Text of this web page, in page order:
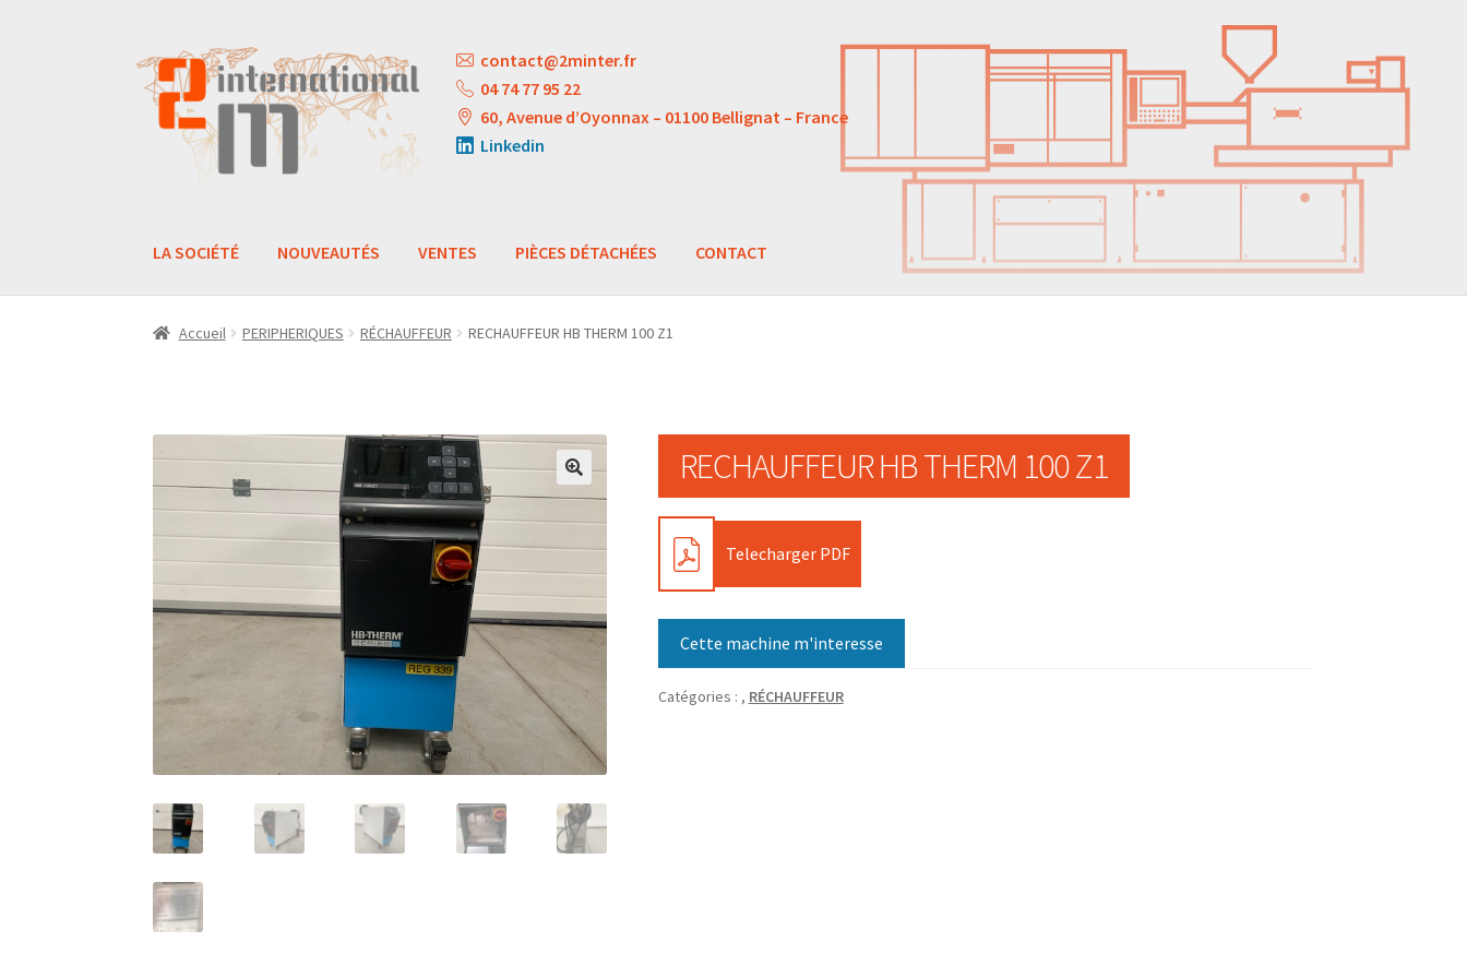
Aller
à
la
navigation
Aller
au
contenu
contact@2minter.fr
04 74 77 95 22
60, Avenue d’Oyonnax – 01100 Bellignat – France
Linkedin
LA SOCIÉTÉ NOUVEAUTÉS VENTES PIÈCES DÉTACHÉES CONTACT
Accueil PERIPHERIQUES RÉCHAUFFEUR RECHAUFFEUR HB THERM 100 Z1
RECHAUFFEUR HB THERM 100 Z1
PDF Telecharger PDF
Cette machine m'interesse
Catégories : , RÉCHAUFFEUR